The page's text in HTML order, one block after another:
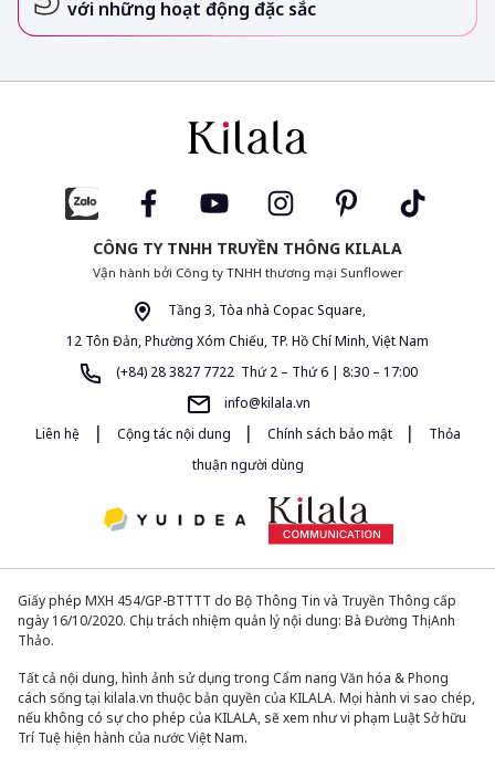
với những hoạt động đặc sắc
CÔNG TY TNHH TRUYỀN THÔNG KILALA
Vận hành bởi Công ty TNHH thương mại Sunflower
Tầng 3, Tòa nhà Copac Square,
12 Tôn Đản, Phường Xóm Chiếu, TP. Hồ Chí Minh, Việt Nam
(+84) 28 3827 7722 Thứ 2 – Thứ 6 | 8:30 – 17:00
info@kilala.vn
Liên hệ
| Cộng tác nội dung | Chính sách bảo mật |
Thỏa
thuận người dùng
Giấy phép MXH 454/GP-BTTTT do Bộ Thông Tin và Truyền Thông cấp
ngày 16/10/2020. Chịu trách nhiệm quản lý nội dung: Bà Đường Thị Anh
Thảo.
Tất cả nội dung, hình ảnh sử dụng trong Cẩm nang Văn hóa & Phong
cách sống tại kilala.vn thuộc bản quyền của KILALA. Mọi hành vi sao chép,
nếu không có sự cho phép của KILALA, sẽ xem như vi phạm Luật Sở hữu
Trí Tuệ hiện hành của nước Việt Nam.